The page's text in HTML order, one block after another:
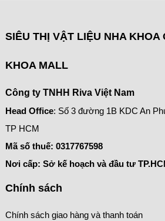
SIÊU THỊ VẬT LIỆU NHA
KHOA MALL
Công ty TNHH Riva Việt Nam
Head Office: Số 3 đường 1B KDC An
TP HCM
Mã số thuế: 0317767598
Nơi cấp: Sở kế hoạch và đầu tư
Chính sách
Chính sách giao hàng và thanh toán